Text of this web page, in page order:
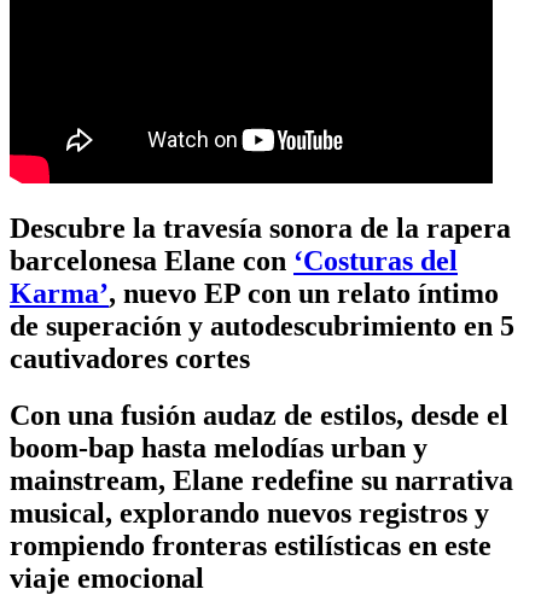
Descubre la travesía sonora de la rapera
barcelonesa Elane con ‘Costuras del
Karma’, nuevo EP con un relato íntimo
de superación y autodescubrimiento en 5
cautivadores cortes
Con una fusión audaz de estilos, desde el
boom-bap hasta melodías urban y
mainstream, Elane redefine su narrativa
musical, explorando nuevos registros y
rompiendo fronteras estilísticas en este
viaje emocional